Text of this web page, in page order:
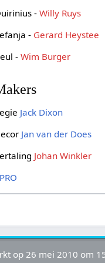
-Willy Ruys
- Gerard Heystee
-Wim Burger
Jack Dixon
Jan van der Does
Johan Winkler
op 26 mei 2010 om